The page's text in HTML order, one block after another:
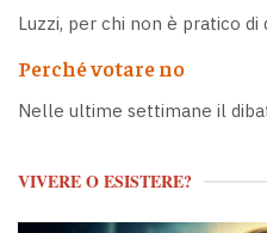
Luzzi, per chi non è pratico di
Perché votare no
Nelle ultime settimane il
VIVERE O ESISTERE?